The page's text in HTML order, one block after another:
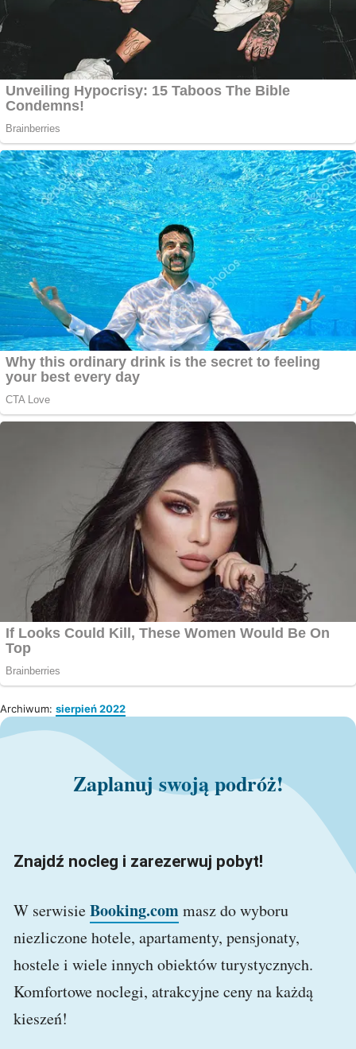
Archiwum: sierpień 2022
Zaplanuj swoją podróż!
Znajdź nocleg i zarezerwuj pobyt!
W serwisieBooking.commasz do wyboru
niezliczone hotele, apartamenty, pensjonaty,
hostele i wiele innych obiektów turystycznych.
Komfortowe noclegi, atrakcyjne ceny na każdą
kieszeń!